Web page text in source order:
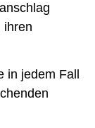
ihren
in jedem Fall